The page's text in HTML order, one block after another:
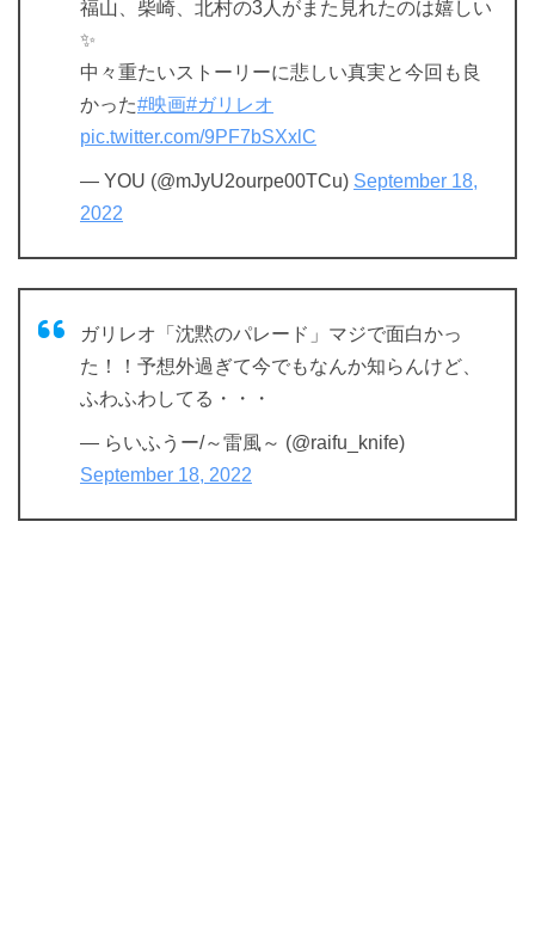
福山、柴崎、北村の3人がまた見れたのは嬉しい
✨
中々重たいストーリーに悲しい真実と今回も良
かった#映画#ガリレオ
pic.twitter.com/9PF7bSXxlC
— YOU (@mJyU2ourpe00TCu) September 18,
2022
ガリレオ「沈黙のパレード」マジで面白かっ
た！！予想外過ぎて今でもなんか知らんけど、
ふわふわしてる・・・
— らいふうー/～雷風～ (@raifu_knife)
September 18, 2022